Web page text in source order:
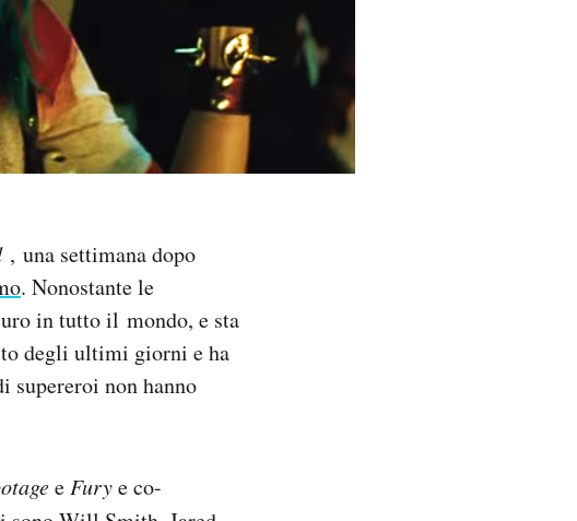
, una settimana dopo
. Nonostante le
in tutto il mondo, e sta
degli ultimi giorni e ha
supereroi non hanno
eFurye co-